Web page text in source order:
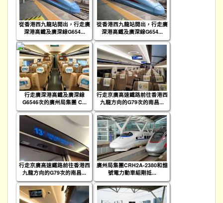
從香港西九龍站開出，行走廣
深港高鐵及廣深線G654...
從香港西九龍站開出，行走廣
深港高鐵及廣深線G654...
行走廣深港高鐵及廣深線
G6546次的廣州局集團 C...
行走京廣高速鐵路前往香港西
九龍方向的G79次的南昌...
行走京廣高速鐵路前往香港西
九龍方向的G79次的南昌...
廣州局集團CRH2A-2380和諧
號電力動車組剛抵...